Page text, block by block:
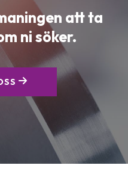
att ta
ni söker.